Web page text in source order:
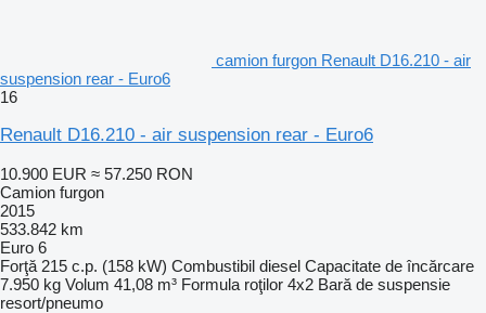
camion furgon Renault D16.210 - air
suspension rear - Euro6
16
Renault D16.210 - air suspension rear - Euro6
10.900 EUR ≈ 57.250 RON
Camion furgon
2015
533.842 km
Euro 6
Forţă 215 c.p. (158 kW) Combustibil diesel Capacitate de încărcare
7.950 kg Volum 41,08 m³ Formula roţilor 4x2 Bară de suspensie
resort/pneumo